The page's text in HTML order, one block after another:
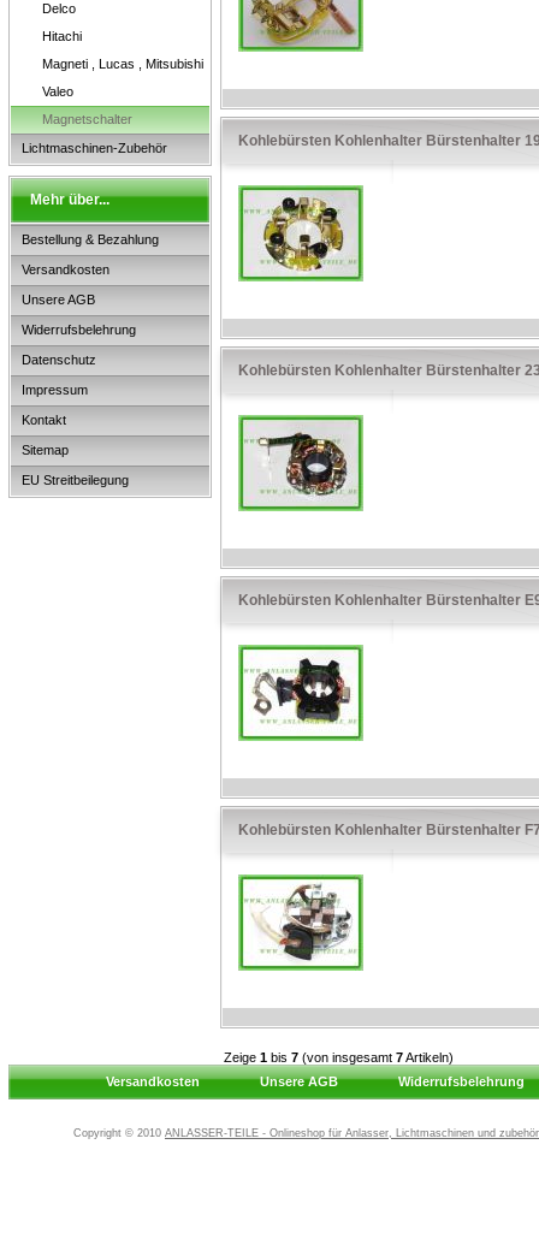
Delco
Hitachi
Magneti , Lucas , Mitsubishi
Valeo
Magnetschalter
Lichtmaschinen-Zubehör
Mehr über...
Bestellung & Bezahlung
Versandkosten
Unsere AGB
Widerrufsbelehrung
Datenschutz
Impressum
Kontakt
Sitemap
EU Streitbeilegung
Kohlebürsten Kohlenhalter Bürstenhalter
Kohlebürsten Kohlenhalter Bürstenhalter
Kohlebürsten Kohlenhalter Bürstenhalter
Kohlebürsten Kohlenhalter Bürstenhalter
Zeige 1 bis 7 (von insgesamt 7Artikeln)
Versandkosten
Unsere AGB Widerrufsbelehrung
Copyright © 2010 ANLASSER-TEILE - Onlineshop für Anlasser, Lichtmaschinen und zubehör